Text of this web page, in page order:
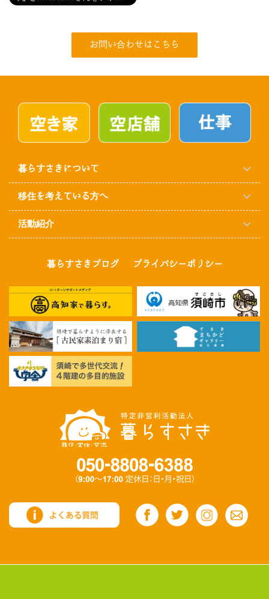
お問い合わせはこちら
暮らすさきについて
移住を考えている方へ
活動紹介
暮らすさきブログ プライバシーポリシー